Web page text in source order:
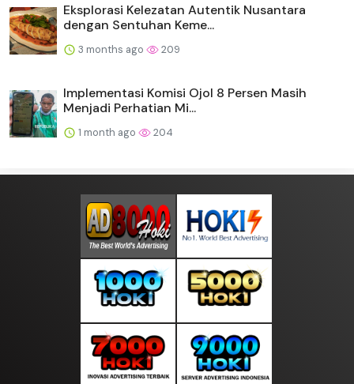
Eksplorasi Kelezatan Autentik Nusantara
dengan Sentuhan Keme...
3 months ago 209
Implementasi Komisi Ojol 8 Persen Masih
Menjadi Perhatian Mi...
1 month ago 204